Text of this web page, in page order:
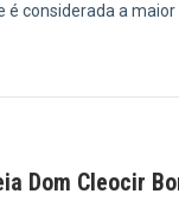
é considerada a maior
Dom Cleocir